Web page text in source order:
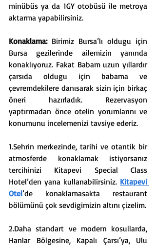
minübüs ya da 1GY otobüsü ile metroya
aktarma yapabilirsiniz.
Konaklama: Birimiz Bursa’lı oldugu için
Bursa gezilerinde ailemizin yanında
konaklıyoruz. Fakat Babam uzun yıllardır
çarsıda oldugu için babama ve
çevremdekilere danısarak sizin için birkaç
öneri hazırladık. Rezervasyon
yaptırmadan önce otelin yorumlarını ve
konumunu incelemenizi tavsiye ederiz.
1.Sehrin merkezinde, tarihi ve otantik bir
atmosferde konaklamak istiyorsanız
tercihinizi Kitapevi Special Class
Hotel’den yana kullanabilirsiniz. Kitapevi
Otel’de konaklamasakta restaurant
bölümünü çok sevdigimizin altını çizelim.
2.Daha standart ve modern kosullarda,
Hanlar Bölgesine, Kapalı Çarsı’ya, Ulu